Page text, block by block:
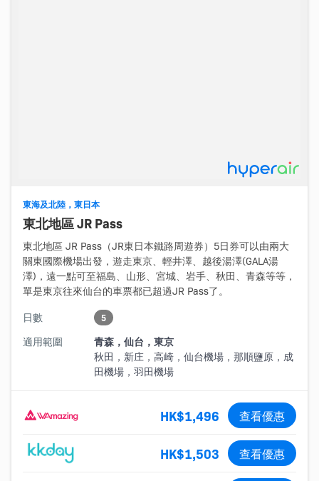
東海及北陸，東日本
東北地區 JR Pass
東北地區 JR Pass（JR東日本鐵路周遊券）5日券可以由兩大
關東國際機場出發，遊走東京、輕井澤、越後湯澤(GALA湯
澤)，遠一點可至福島、山形、宮城、岩手、秋田、青森等等，
單是東京往來仙台的車票都已超過JR Pass了。
日數
5
適用範圍
青森，仙台，東京
秋田，新庄，高崎，仙台機場，那順鹽原，成
田機場，羽田機場
HK$1,496 查看優惠
HK$1,503 查看優惠